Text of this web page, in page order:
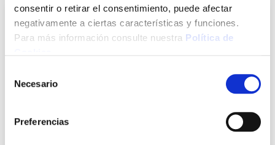
consentir o retirar el consentimiento, puede afectar
negativamente a ciertas características y funciones.
Para más información consulte nuestra Política de
Necesario
Preferencias